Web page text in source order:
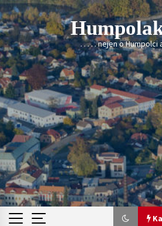
Skip
to
content
. . . . . nejen o Humpolci